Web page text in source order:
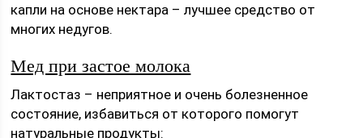
капли на основе нектара – лучшее средство от
многих недугов.
Мед при застое молока
Лактостаз – неприятное и очень болезненное
состояние, избавиться от которого помогут
натуральные продукты: